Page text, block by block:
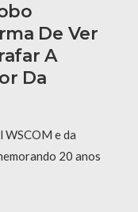
De Ver
A
Da
e da
20 anos